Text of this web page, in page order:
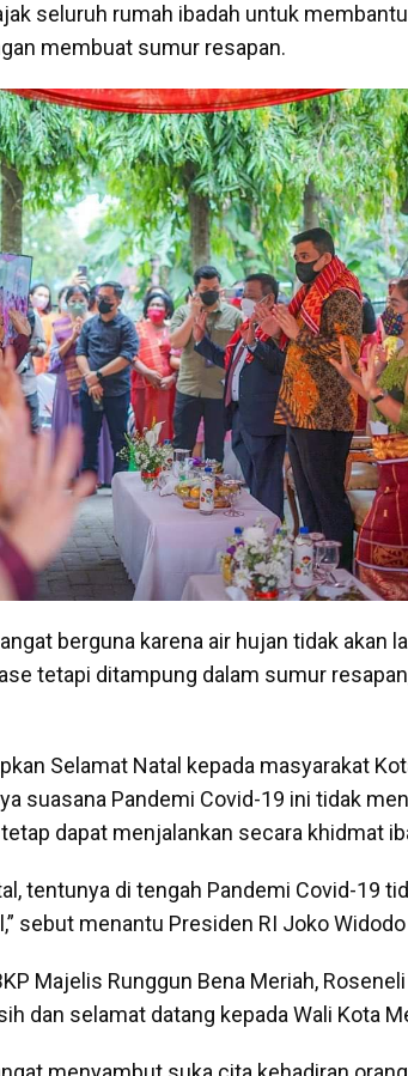
seluruh rumah ibadah untuk
membuat sumur resapan.
berguna karena air hujan tidak akan
tetapi ditampung dalam sumur
Selamat Natal kepada masyarakat
suasana Pandemi Covid-19 ini tidak
dapat menjalankan secara khidmat
tentunya di tengah Pandemi Covid-19
sebut menantu Presiden RI Joko
Majelis Runggun Bena Meriah,
dan selamat datang kepada Wali Kota